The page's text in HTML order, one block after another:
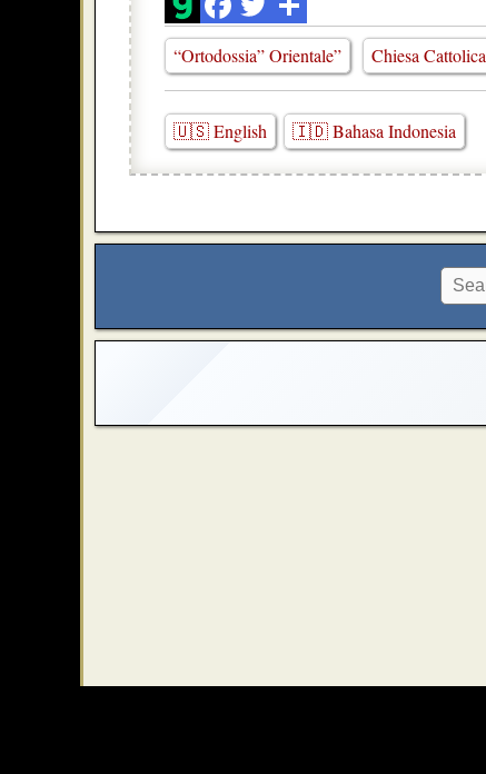
“Ortodossia” Orientale” Chiesa Cattolica
🇺🇸 English 🇮🇩 Bahasa Indonesia